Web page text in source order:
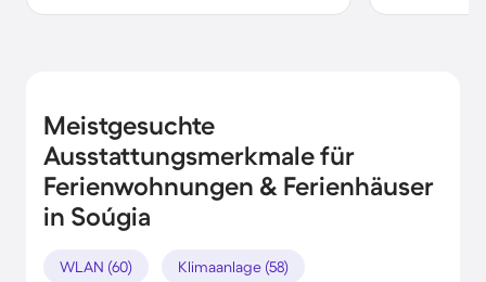
Meistgesuchte
Ausstattungsmerkmale für
Ferienwohnungen & Ferienhäuser
in Soúgia
WLAN (60) Klimaanlage (58)